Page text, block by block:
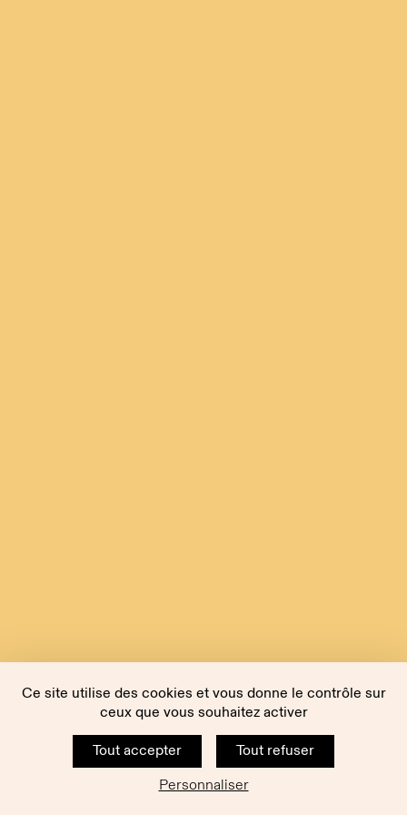
Ce site utilise des cookies et vous donne le contrôle sur
ceux que vous souhaitez activer
Tout accepter
Tout refuser
Personnaliser